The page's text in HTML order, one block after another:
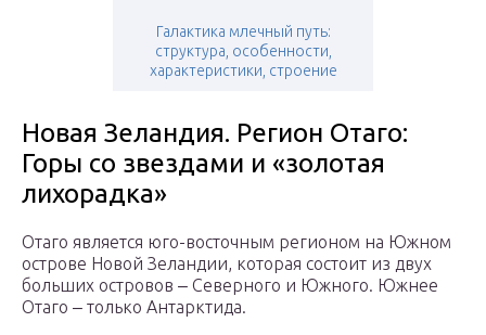
Галактика млечный путь:
структура, особенности,
характеристики, строение
Новая Зеландия. Регион Отаго:
Горы со звездами и «золотая
лихорадка»
Отаго является юго-восточным регионом на Южном
острове Новой Зеландии, которая состоит из двух
больших островов ‒ Северного и Южного. Южнее
Отаго ‒ только Антарктида.